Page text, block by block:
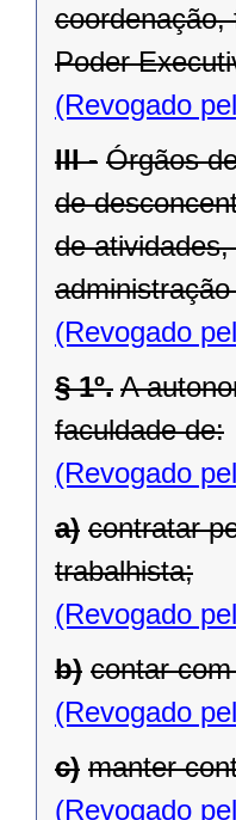
coordenação,
Poder
(Revogado
III - Órgãos
de
de
(Revogado
§ 1º. A
faculdade de:
(Revogado
a) contratar
trabalhista;
(Revogado
b) contar
(Revogado
c) manter
(Revogado